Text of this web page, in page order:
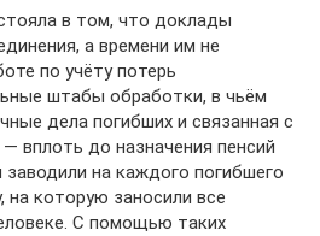
в том, что доклады
а времени им не
по учёту потерь
штабы обработки, в чьём
дела погибших и связанная с
вплоть до назначения пенсий
на каждого погибшего
на которую заносили все
С помощью таких